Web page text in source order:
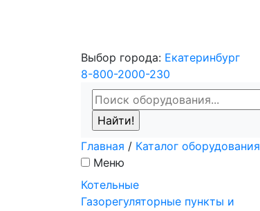
Выбор города: Екатеринбург
8-800-2000-230
Главная / Каталог оборудования
Меню
Котельные
Газорегуляторные пункты и